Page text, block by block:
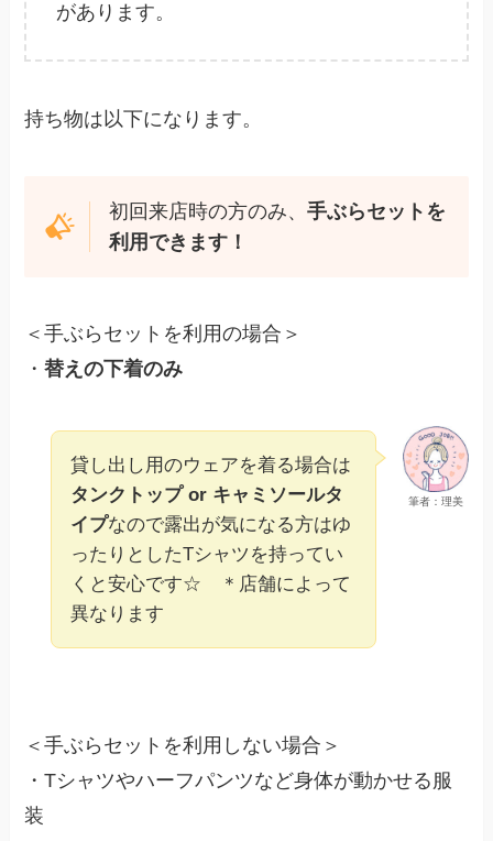
があります。
持ち物は以下になります。
初回来店時の方のみ、 手ぶらセットを
利用できます！
＜手ぶらセットを利用の場合＞
・替えの下着のみ
筆者：理美
貸し出し用のウェアを着る場合は
タンクトップ or キャミソールタ
イプなので露出が気になる方はゆ
ったりとしたTシャツを持ってい
くと安心です☆ ＊店舗によって
異なります
＜手ぶらセットを利用しない場合＞
・Tシャツやハーフパンツなど身体が動かせる服
装